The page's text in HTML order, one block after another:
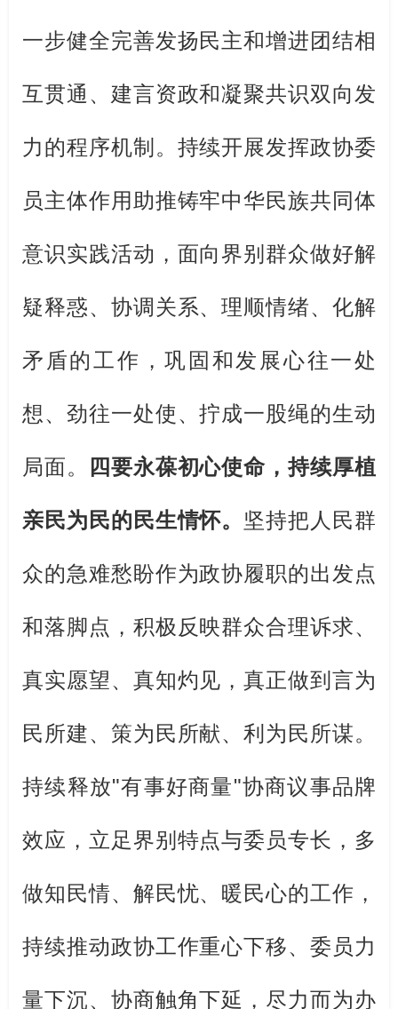
一步健全完善发扬民主和增进团结相
互贯通、建言资政和凝聚共识双向发
力的程序机制。 持续开展发挥政协委
员主体作用助推铸牢中华民族共同体
意识实践活动 ， 面向界别群众做好解
疑释惑、协调关系、理顺情绪、化解
矛盾的工作，巩固和发展心往一处
想、劲往一处使、拧成一股绳的生动
局面。 四要永葆初心使命，持续厚植
亲民为民的民生情怀。 坚持把人民群
众的急难愁盼作为政协履职的出发点
和落脚点，积极反映群众合理诉求、
真实愿望、真知灼见，真正做到言为
民所建、策为民所献、利为民所谋。
持续释放"有事好商量"协商议事品牌
效应， 立足界别特点与委员专长， 多
做知民情、解民忧、暖民心的工作，
持续推动政协工作重心下移、委员力
量下沉、协商触角下延，尽力而为办